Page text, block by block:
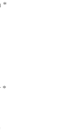
*
*